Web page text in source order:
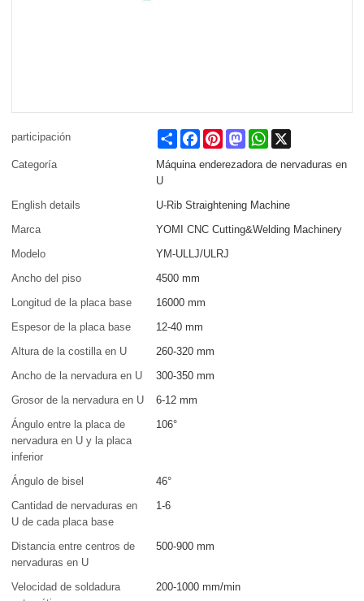
participación Share FacebookPinterestMastodonWhatsApp
Categoría
Máquina enderezadora de nervaduras en
U
English details
U-Rib Straightening Machine
Marca
YOMI CNC Cutting&Welding Machinery
Modelo
YM-ULLJ/ULRJ
Ancho del piso
4500 mm
Longitud de la placa base
16000 mm
Espesor de la placa base
12-40 mm
Altura de la costilla en U
260-320 mm
Ancho de la nervadura en U
300-350 mm
Grosor de la nervadura en U
6-12 mm
Ángulo entre la placa de
nervadura en U y la placa
inferior
106°
Ángulo de bisel
46°
Cantidad de nervaduras en
U de cada placa base
1-6
Distancia entre centros de
nervaduras en U
500-900 mm
Velocidad de soldadura
200-1000 mm/min